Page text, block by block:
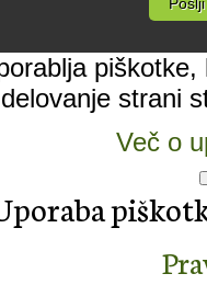
delovanje strani
Več o